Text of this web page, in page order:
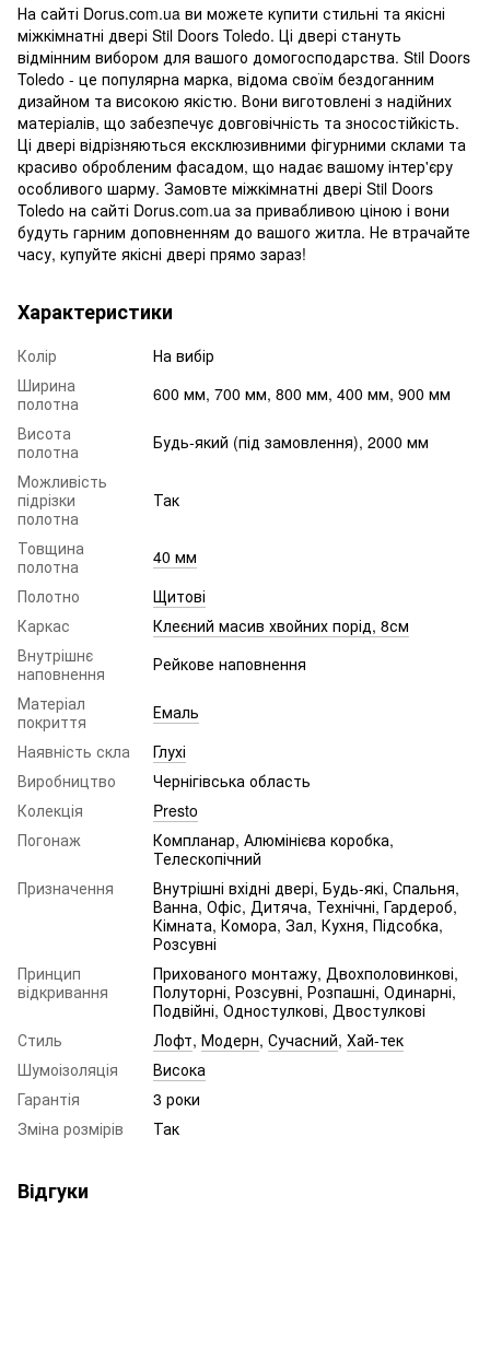
На сайті Dorus.com.ua ви можете купити стильні та якісні
міжкімнатні двері Stil Doors Toledo. Ці двері стануть
відмінним вибором для вашого домогосподарства. Stil Doors
Toledo - це популярна марка, відома своїм бездоганним
дизайном та високою якістю. Вони виготовлені з надійних
матеріалів, що забезпечує довговічність та зносостійкість.
Ці двері відрізняються ексклюзивними фігурними склами та
красиво обробленим фасадом, що надає вашому інтер'єру
особливого шарму. Замовте міжкімнатні двері Stil Doors
Toledo на сайті Dorus.com.ua за привабливою ціною і вони
будуть гарним доповненням до вашого житла. Не втрачайте
часу, купуйте якісні двері прямо зараз!
Характеристики
Колір
На вибір
Ширина
полотна
600 мм, 700 мм, 800 мм, 400 мм, 900 мм
Висота
полотна
Будь-який (під замовлення), 2000 мм
Можливість
підрізки
полотна
Так
Товщина
полотна
40 мм
Полотно
Щитові
Каркас
Клеєний масив хвойних порід, 8см
Внутрішнє
наповнення
Рейкове наповнення
Матеріал
покриття
Емаль
Наявність скла
Глухі
Виробництво
Чернігівська область
Колекція
Presto
Погонаж
Компланар, Алюмінієва коробка,
Телескопічний
Призначення
Внутрішні вхідні двері, Будь-які, Спальня,
Ванна, Офіс, Дитяча, Технічні, Гардероб,
Кімната, Комора, Зал, Кухня, Підсобка,
Розсувні
Принцип
відкривання
Прихованого монтажу, Двохполовинкові,
Полуторні, Розсувні, Розпашні, Одинарні,
Подвійні, Одностулкові, Двостулкові
Стиль
Лофт, Модерн, Сучасний, Хай-тек
Шумоізоляція
Висока
Гарантія
3 роки
Зміна розмірів
Так
Відгуки